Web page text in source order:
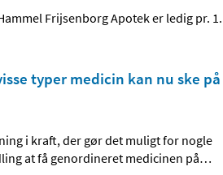
Frijsenborg Apotek er ledig pr. 1.
typer medicin kan nu ske på
i kraft, der gør det muligt for nogle
at få genordineret medicinen på…